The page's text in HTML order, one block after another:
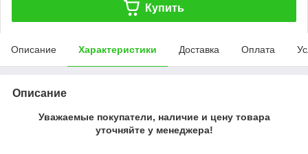
Купить
Описание Характеристики Доставка Оплата
Описание
Уважаемые покупатели, наличие и цену товара
уточняйте у менеджера!